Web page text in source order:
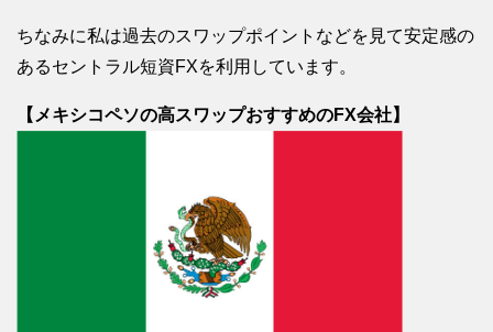
ちなみに私は過去のスワップポイントなどを見て安定感の
あるセントラル短資FXを利用しています。
【メキシコペソの高スワップおすすめのFX会社】